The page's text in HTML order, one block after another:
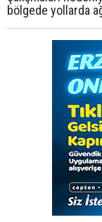
bölgede yollarda